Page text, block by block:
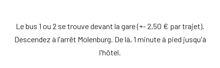
Le bus 1 ou 2 se trouve devant la gare (+- 2,50 € par trajet).
Descendez à l'arrêt Molenburg. De là, 1 minute à pied jusqu'à
l'hôtel.